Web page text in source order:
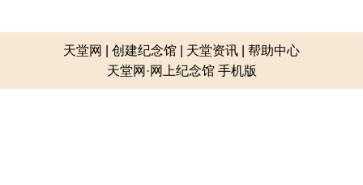
天堂网 创建纪念馆 天堂资讯
帮助中心
天堂网·网上纪念馆 手机版